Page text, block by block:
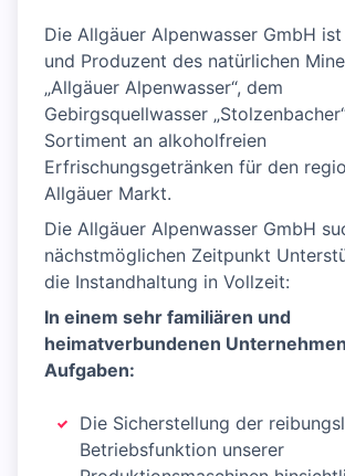
Die Allgäuer Alpenwasser GmbH
und Produzent des natürlichen
„Allgäuer Alpenwasser“, dem
Gebirgsquellwasser
Sortiment an alkoholfreien
Erfrischungsgetränken für den
Allgäuer Markt.
Die Allgäuer Alpenwasser GmbH
nächstmöglichen Zeitpunkt
die Instandhaltung in Vollzeit:
In einem sehr familiären und
heimatverbundenen
Aufgaben:
Die Sicherstellung der
Betriebsfunktion unserer